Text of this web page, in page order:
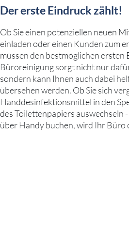
Der erste Eindruck zählt!
Ob Sie einen potenziellen neuen
einladen oder einen Kunden zum
müssen den bestmöglichen
Büroreinigung sorgt nicht nur
sondern kann Ihnen auch dabei
übersehen werden. Ob Sie sich
Handdesinfektionsmittel in den
des Toilettenpapiers auswechseln
über Handy buchen, wird Ihr Büro